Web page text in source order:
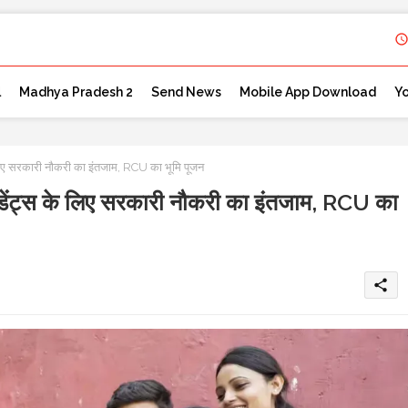
Madhya Pradesh 2 Send News Mobile App Download
नौकरी का इंतजाम, RCU का भूमि पूजन
के लिए सरकारी नौकरी का इंतजाम, RCU का
share